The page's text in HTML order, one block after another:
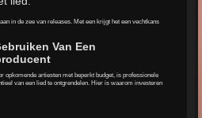
in de zee van releases. Met een krijgt het een vechtkans
Van Een
opkomende artiesten met beperkt budget, is professionele
van een lied te ontgrendelen. Hier is waarom investeren